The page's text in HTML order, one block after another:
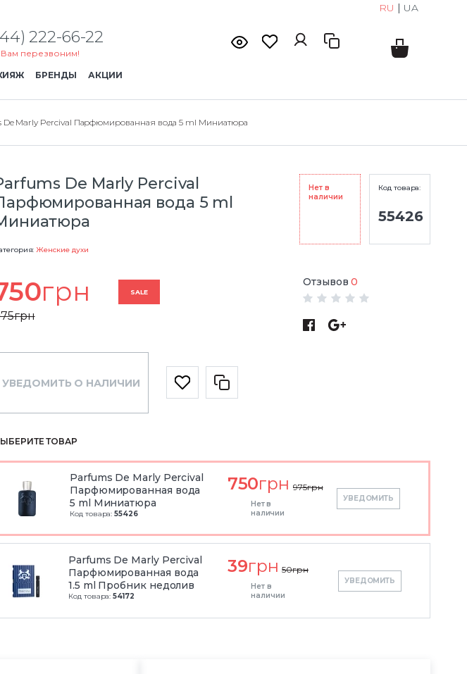
RU | UA
222-66-22
перезвоним!
БРЕНДЫ АКЦИИ
De Marly Percival Парфюмированная вода 5 ml Миниатюра
De Marly Percival
вода 5 ml
Женские духи
Нет в
наличии
Код товара:
55426
грн
грн
SALE
Отзывов 0
УВЕДОМИТЬ О НАЛИЧИИ
ТОВАР
Parfums De Marly Percival
Парфюмированная вода
5 ml Миниатюра
Код товара: 55426
750грн 975грн
Нет в
наличии
УВЕДОМИТЬ
Parfums De Marly Percival
Парфюмированная вода
1.5 ml Пробник недолив
Код товара: 54172
39грн 50грн
Нет в
наличии
УВЕДОМИТЬ